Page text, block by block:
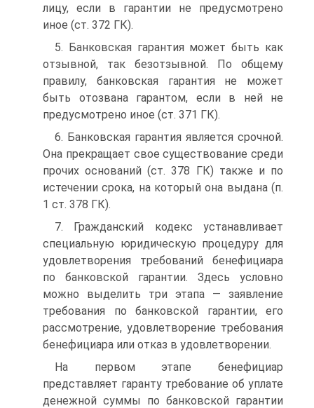
лицу, если в гарантии не предусмотрено
иное (ст. 372 ГК).
5. Банковская гарантия может быть как
отзывной, так безотзывной. По об­щему
правилу, банковская гарантия не может
быть отозвана гарантом, если в ней не
предусмотрено иное (ст. 371 ГК).
6. Банковская гарантия является срочной.
Она прекращает свое существова­ние среди
прочих оснований (ст. 378 ГК) также и по
истечении срока, на кото­рый она выдана (п.
1 ст. 378 ГК).
7. Гражданский кодекс устанавливает
специальную юридическую процедуру для
удовлетворения требований бенефициара
по банковской гарантии. Здесь условно
можно выделить три этапа — заявление
требования по банковской гарантии, его
рассмотрение, удовлетворение требования
бенефициара или отказ в удовлетворении.
На первом этапе бенефициар
представляет гаранту требование об уплате
денежной суммы по банковской гарантии